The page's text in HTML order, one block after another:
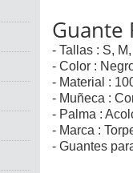
Guante
- Tallas : S,
- Color :
- Material :
- Muñeca :
- Palma :
- Marca :
- Guantes